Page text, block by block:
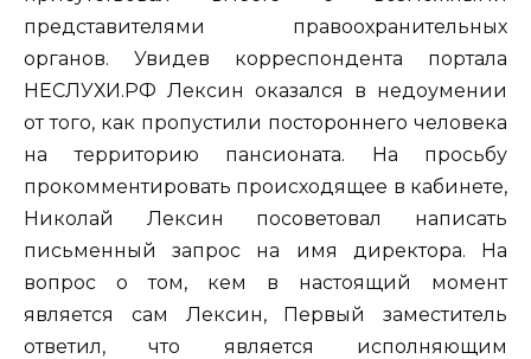
представителями правоохранительных
органов. Увидев корреспондента портала
НЕСЛУХИ.РФ Лексин оказался в недоумении
от того, как пропустили постороннего человека
на территорию пансионата. На просьбу
прокомментировать происходящее в кабинете,
Николай Лексин посоветовал написать
письменный запрос на имя директора. На
вопрос о том, кем в настоящий момент
является сам Лексин, Первый заместитель
ответил, что является исполняющим